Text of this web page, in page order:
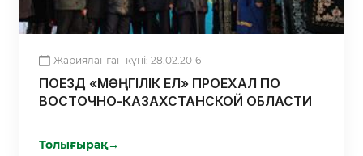
Жарияланған күні: 28.02.2016
ПОЕЗД «МӘҢГІЛІК ЕЛ» ПРОЕХАЛ ПО
ВОСТОЧНО-КАЗАХСТАНСКОЙ ОБЛАСТИ
Толығырақ→